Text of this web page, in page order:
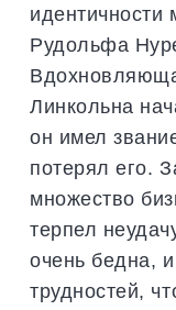
идентичности
Рудольфа
Линкольна
он имел
потерял его.
множество
терпел
очень бедна,
трудностей,